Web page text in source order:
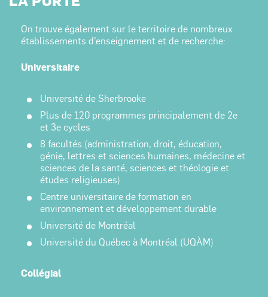
On trouve également sur le territoire de nombreux
établissements d’enseignement et de recherche:
Universitaire
Université de Sherbrooke
Plus de 120 programmes principalement de 2e
et 3e cycles
8 facultés (administration, droit, éducation,
génie, lettres et sciences humaines, médecine et
sciences de la santé, sciences et théologie et
études religieuses)
Centre universitaire de formation en
environnement et développement durable
Université de Montréal
Université du Québec à Montréal (UQÀM)
Collégial